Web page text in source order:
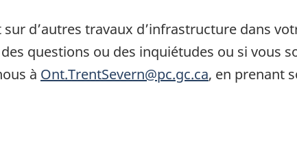
d’autres travaux d’infrastructure dans
des questions ou des inquiétudes ou si vous
à Ont.TrentSevern@pc.gc.ca, en prenant